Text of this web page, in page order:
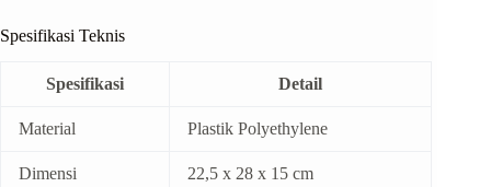
Spesifikasi Teknis
Spesifikasi Detail
Material Plastik Polyethylene
Dimensi 22,5 x 28 x 15 cm